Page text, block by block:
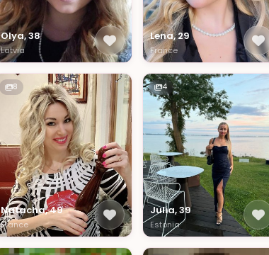
Olya, 38
Latvia
Lena, 29
France
8
Natacha, 49
France
4
Julia, 39
Estonia